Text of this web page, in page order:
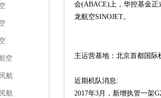
空
航
航
会(ABACE)上，华控基金
龙航空SINOJET。
主运营基地： 北京首都国际
近期机队消息:
2017年3月，新增执管一架